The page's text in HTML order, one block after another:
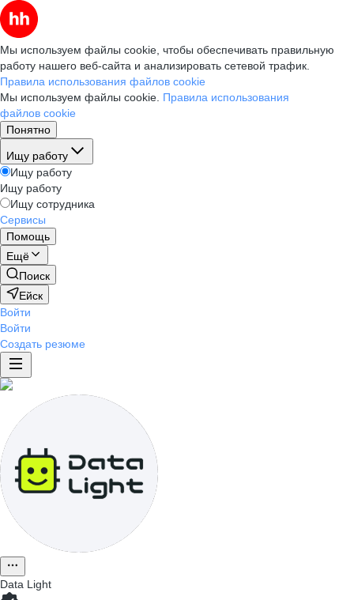
Мы используем файлы cookie, чтобы обеспечивать правильную
работу нашего веб-сайта и анализировать сетевой трафик.
Правила использования файлов cookie
Мы используем файлы cookie. Правила использования
файлов cookie
Понятно
Ищу работу
Ищу работу
Ищу работу
Ищу сотрудника
Сервисы
Помощь
Ещё
Поиск
Ейск
Войти
Войти
Создать резюме
Data Light